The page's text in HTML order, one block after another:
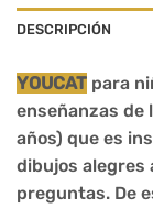
DESCRIPCIÓN
YOUCAT para
enseñanzas de
años) que es
dibujos alegres
preguntas. De